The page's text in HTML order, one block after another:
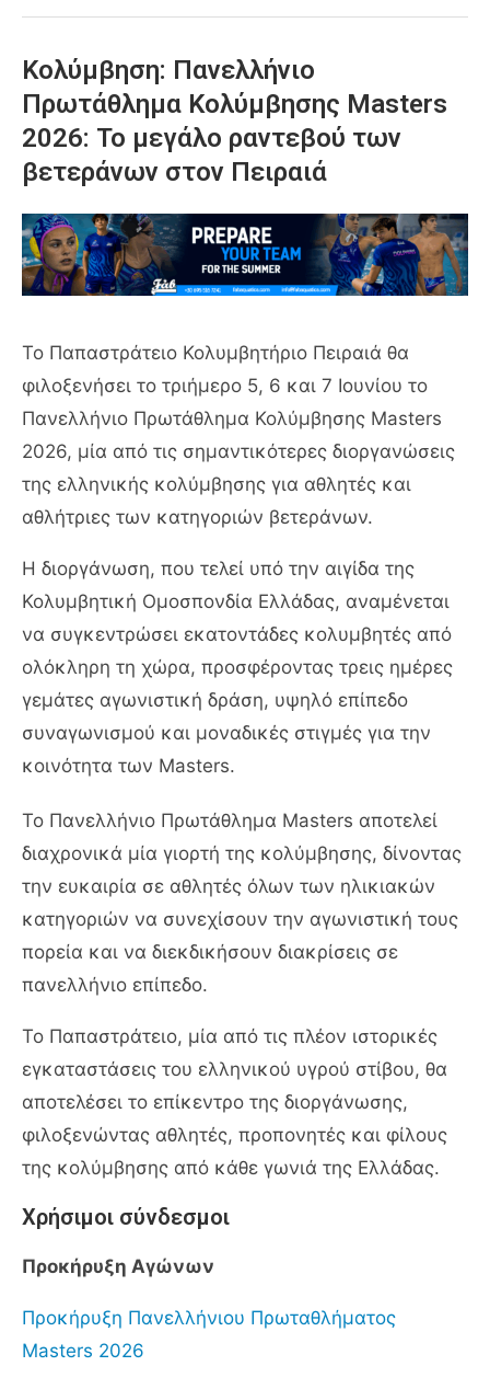
Κολύμβηση: Πανελλήνιο
Πρωτάθλημα Κολύμβησης Masters
2026: Το μεγάλο ραντεβού των
βετεράνων στον Πειραιά
Το Παπαστράτειο Κολυμβητήριο Πειραιά θα
φιλοξενήσει το τριήμερο 5, 6 και 7 Ιουνίου το
Πανελλήνιο Πρωτάθλημα Κολύμβησης Masters
2026, μία από τις σημαντικότερες διοργανώσεις
της ελληνικής κολύμβησης για αθλητές και
αθλήτριες των κατηγοριών βετεράνων.
Η διοργάνωση, που τελεί υπό την αιγίδα της
Κολυμβητική Ομοσπονδία Ελλάδας, αναμένεται
να συγκεντρώσει εκατοντάδες κολυμβητές από
ολόκληρη τη χώρα, προσφέροντας τρεις ημέρες
γεμάτες αγωνιστική δράση, υψηλό επίπεδο
συναγωνισμού και μοναδικές στιγμές για την
κοινότητα των Masters.
Το Πανελλήνιο Πρωτάθλημα Masters αποτελεί
διαχρονικά μία γιορτή της κολύμβησης, δίνοντας
την ευκαιρία σε αθλητές όλων των ηλικιακών
κατηγοριών να συνεχίσουν την αγωνιστική τους
πορεία και να διεκδικήσουν διακρίσεις σε
πανελλήνιο επίπεδο.
Το Παπαστράτειο, μία από τις πλέον ιστορικές
εγκαταστάσεις του ελληνικού υγρού στίβου, θα
αποτελέσει το επίκεντρο της διοργάνωσης,
φιλοξενώντας αθλητές, προπονητές και φίλους
της κολύμβησης από κάθε γωνιά της Ελλάδας.
Χρήσιμοι σύνδεσμοι
Προκήρυξη Αγώνων
Προκήρυξη Πανελλήνιου Πρωταθλήματος
Masters 2026